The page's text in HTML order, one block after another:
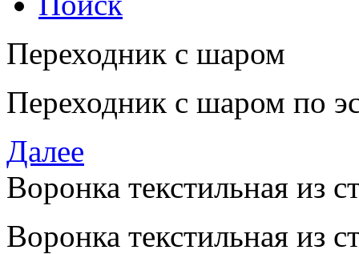
Переходник с шаром
Переходник с шаром по
Далее
Воронка текстильная из
Воронка текстильная из